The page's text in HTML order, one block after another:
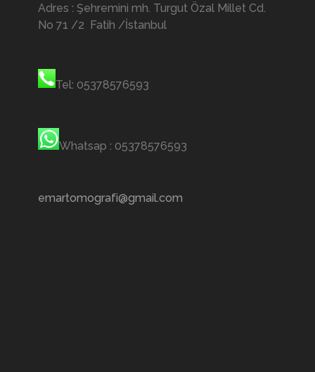
Adres : Şehremini mh. Turgut Özal Millet Cd.
No 71 /2 Fatih /İstanbul
Tel: 05378576593
Whatsap : 05378576593
emartomografi@gmail.com